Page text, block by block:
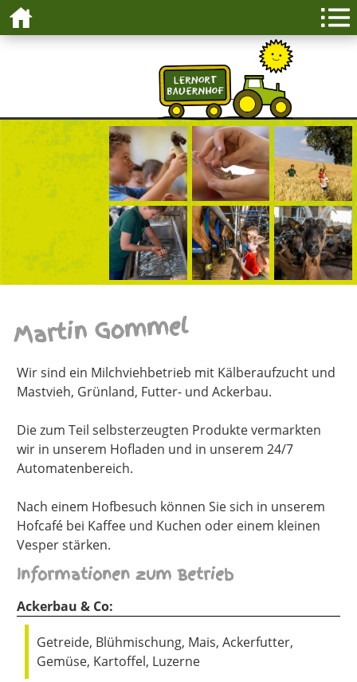
Martin Gommel
Wir sind ein Milchviehbetrieb mit Kälberaufzucht und
Mastvieh, Grünland, Futter- und Ackerbau.
Die zum Teil selbsterzeugten Produkte vermarkten
wir in unserem Hofladen und in unserem 24/7
Automatenbereich.
Nach einem Hofbesuch können Sie sich in unserem
Hofcafé bei Kaffee und Kuchen oder einem kleinen
Vesper stärken.
Informationen zum Betrieb
Ackerbau & Co:
Getreide, Blühmischung, Mais, Ackerfutter,
Gemüse, Kartoffel, Luzerne